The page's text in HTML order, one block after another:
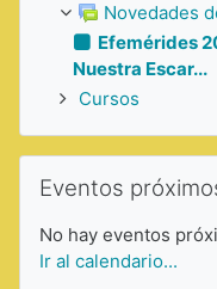
Novedades
Efemérides
Nuestra Escar...
Cursos
Saltar Eventos próximos
Eventos
No hay eventos
Ir al calendario...